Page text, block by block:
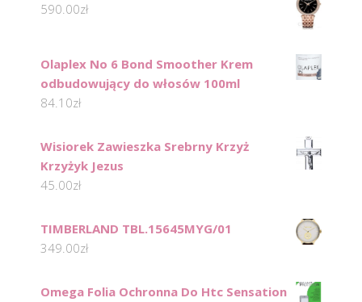
590.00zł
Olaplex No 6 Bond Smoother Krem
odbudowujący do włosów 100ml
84.10zł
Wisiorek Zawieszka Srebrny Krzyż
Krzyżyk Jezus
45.00zł
TIMBERLAND TBL.15645MYG/01
349.00zł
Omega Folia Ochronna Do Htc Sensation